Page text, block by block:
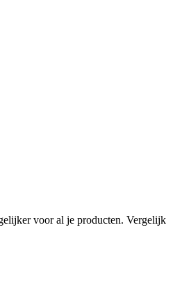
voor al je producten. Vergelijk